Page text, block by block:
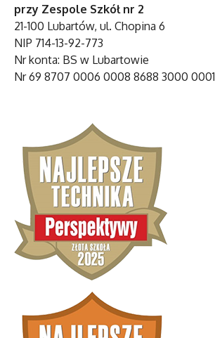
przy Zespole Szkół nr 2
21-100 Lubartów, ul. Chopina 6
NIP 714-13-92-773
Nr konta: BS w Lubartowie
Nr 69 8707 0006 0008 8688 3000 0001